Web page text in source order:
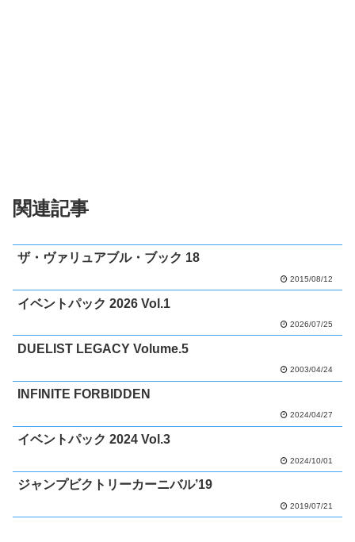
関連記事
ザ・ヴァリュアブル・ブック 18
2015/08/12
イベントパック 2026 Vol.1
2026/07/25
DUELIST LEGACY Volume.5
2003/04/24
INFINITE FORBIDDEN
2024/04/27
イベントパック 2024 Vol.3
2024/10/01
ジャンプビクトリーカーニバル’19
2019/07/21